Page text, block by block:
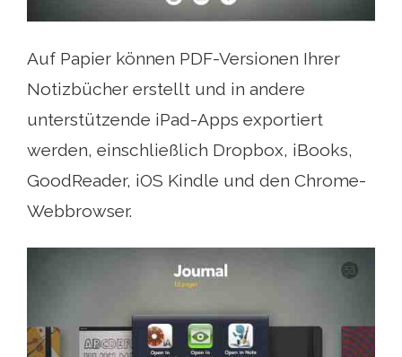
Auf Papier können PDF-Versionen Ihrer
Notizbücher erstellt und in andere
unterstützende iPad-Apps exportiert
werden, einschließlich Dropbox, iBooks,
GoodReader, iOS Kindle und den Chrome-
Webbrowser.